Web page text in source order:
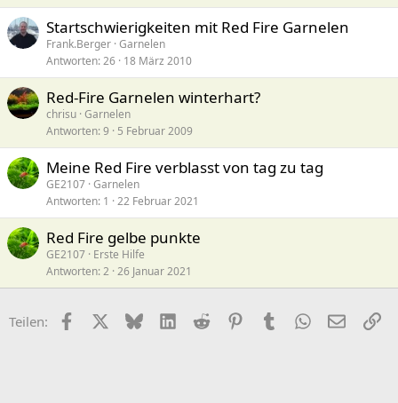
Startschwierigkeiten mit Red Fire Garnelen
Frank.Berger Garnelen
Antworten 26 18 März 2010
Red-Fire Garnelen winterhart?
chrisu Garnelen
Antworten 9 5 Februar 2009
Meine Red Fire verblasst von tag zu tag
GE2107 Garnelen
Antworten 1 22 Februar 2021
Red Fire gelbe punkte
GE2107 Erste Hilfe
Antworten 2 26 Januar 2021
Teilen: FacebookX (Twitter)
BlueskyLinkedIn
Reddit PinterestTumblr WhatsApp
E-Mail